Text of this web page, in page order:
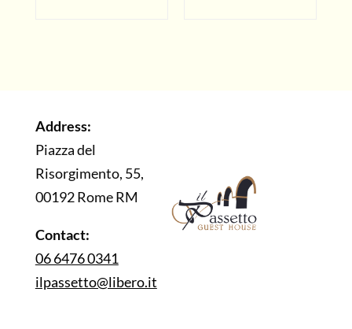
Address:
Piazza del
Risorgimento, 55,
00192 Rome RM
Contact:
06 6476 0341
ilpassetto@libero.it